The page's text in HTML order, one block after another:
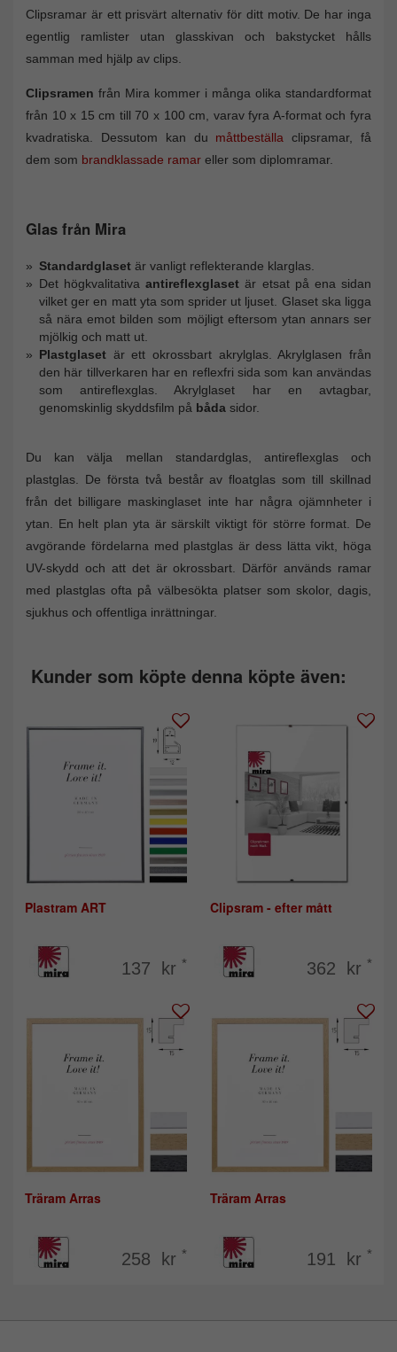
Clipsramar är ett prisvärt alternativ för ditt motiv. De har inga
egentlig ramlister utan glasskivan och bakstycket hålls
samman med hjälp av clips.
Clipsramen från Mira kommer i många olika standardformat
från 10 x 15 cm till 70 x 100 cm, varav fyra A-format och fyra
kvadratiska. Dessutom kan du måttbeställa clipsramar, få
dem som brandklassade ramar eller som diplomramar.
Glas från Mira
Standardglaset är vanligt reflekterande klarglas.
Det högkvalitativaantireflexglaset är etsat på ena sidan
vilket ger en matt yta som sprider ut ljuset. Glaset ska ligga
så nära emot bilden som möjligt eftersom ytan annars ser
mjölkig och matt ut.
Plastglaset är ett okrossbart akrylglas. Akrylglasen från
den här tillverkaren har en reflexfri sida som kan användas
som antireflexglas. Akrylglaset har en avtagbar,
genomskinlig skyddsfilm på båda sidor.
Du kan välja mellan standardglas, antireflexglas och
plastglas. De första två består av floatglas som till skillnad
från det billigare maskinglaset inte har några ojämnheter i
ytan. En helt plan yta är särskilt viktigt för större format. De
avgörande fördelarna med plastglas är dess lätta vikt, höga
UV-skydd och att det är okrossbart. Därför används ramar
med plastglas ofta på välbesökta platser som skolor, dagis,
sjukhus och offentliga inrättningar.
Kunder som köpte denna köpte även:
Plastram ART
137 kr *
Clipsram - efter mått
362 kr *
Träram Arras
258 kr *
Träram Arras
191 kr *